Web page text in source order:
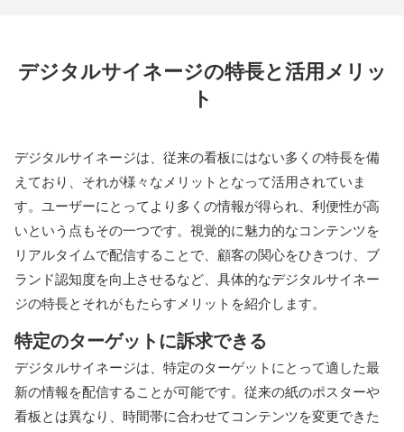
デジタルサイネージの特長と活用メリッ
ト
デジタルサイネージは、従来の看板にはない多くの特長を備
えており、それが様々なメリットとなって活用されていま
す。ユーザーにとってより多くの情報が得られ、利便性が高
いという点もその一つです。視覚的に魅力的なコンテンツを
リアルタイムで配信することで、顧客の関心をひきつけ、ブ
ランド認知度を向上させるなど、具体的なデジタルサイネー
ジの特長とそれがもたらすメリットを紹介します。
特定のターゲットに訴求できる
デジタルサイネージは、特定のターゲットにとって適した最
新の情報を配信することが可能です。従来の紙のポスターや
看板とは異なり、時間帯に合わせてコンテンツを変更できた